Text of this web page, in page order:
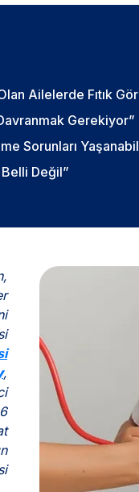
Ailelerde Fıtık
Gerekiyor”
Sorunları
Belli Değil”
,